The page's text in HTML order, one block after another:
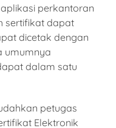
perkantoran
sertifikat dapat
dicetak dengan
umumnya
dalam satu
petugas
Elektronik